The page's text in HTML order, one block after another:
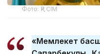
Фото: ҚР СІМ
«Мемлекет